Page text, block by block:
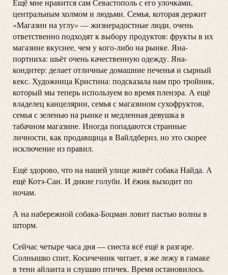
Ещё мне нравится сам Севастополь с его улочками,
центральным холмом и людьми. Семья, которая держит
«Магазин на углу» — жизнерадостные люди, очень
ответственно подходят к выбору продуктов: фрукты в их
магазине вкуснее, чем у кого-либо на рынке. Яна-
портниха: шьёт очень качественную одежду. Яна-
кондитер: делает отличные домашние печенья и сырный
кекс. Художница Кристина: подсказала нам про тройник,
который мы теперь используем во время пленэра. А ещё
владелец канцелярии, семья с магазином сухофруктов,
семья с зеленью на рынке и медленная девушка в
табачном магазине. Иногда попадаются странные
личности, как продавщица в Вайлдбериз, но это скорее
исключение из правил.
Ещё здорово, что на нашей улице живёт собака Найда. А
ещё Котэ-Сан. И дикие голуби. И ёжик выходит по
ночам.
А на набережной собака-Боцман ловит пастью волны в
шторм.
Сейчас четыре часа дня — сиеста всё ещё в разгаре.
Солнышко спит, Косичечник читает, я же лежу в гамаке
в тени айланта и слушаю птичек. Время остановилось.